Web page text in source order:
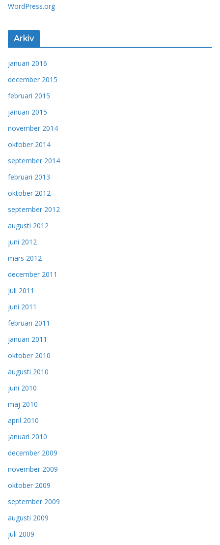
WordPress.org
Arkiv
januari 2016
december 2015
februari 2015
januari 2015
november 2014
oktober 2014
september 2014
februari 2013
oktober 2012
september 2012
augusti 2012
juni 2012
mars 2012
december 2011
juli 2011
juni 2011
februari 2011
januari 2011
oktober 2010
augusti 2010
juni 2010
maj 2010
april 2010
januari 2010
december 2009
november 2009
oktober 2009
september 2009
augusti 2009
juli 2009